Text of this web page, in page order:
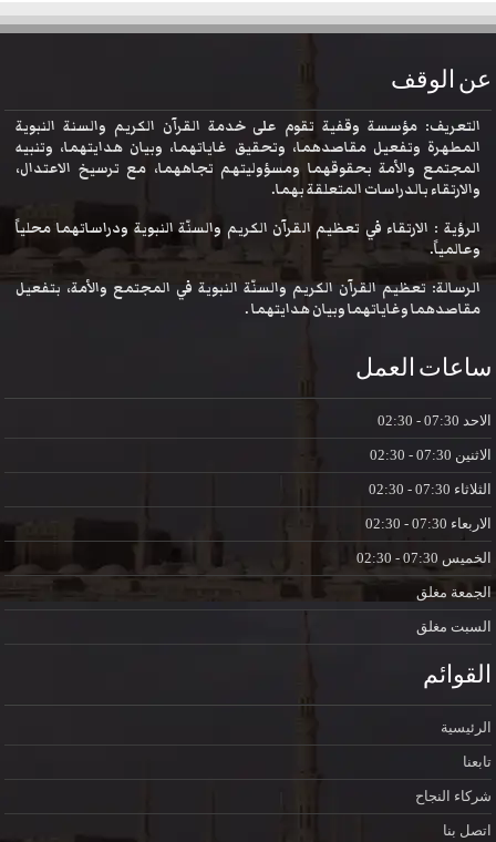
عن الوقف
التعريف: مؤسسة وقفية تقوم على خدمة القرآن الكريم والسنة النبوية
المطهرة وتفعيل مقاصدهما، وتحقيق غاياتهما، وبيان هدايتهما، وتنبيه
المجتمع والأمة بحقوقهما ومسؤوليتهم تجاههما، مع ترسيخ الاعتدال،
والارتقاء بالدراسات المتعلقة بهما.
الرؤية : الارتقاء في تعظيم القرآن الكريم والسنّة النبوية ودراساتهما محلياً
وعالمياً.
الرسالة: تعظيم القرآن الكريم والسنّة النبوية في المجتمع والأمة، بتفعيل
مقاصدهما وغاياتهما وبيان هدايتهما .
ساعات العمل
الاحد
الاثنين
الثلاثاء
الاربعاء
الخميس
الجمعة مغلق
السبت مغلق
القوائم
الرئيسية
تابعنا
شركاء النجاح
اتصل بنا